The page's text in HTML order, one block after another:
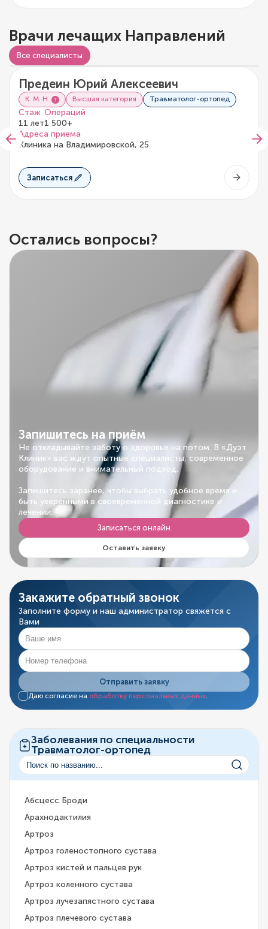
Врачи лечащих Направлений
Все специалисты
5/5
1 отзыв
Видео о враче
Предеин Юрий Алексеевич
К. М. Н. Высшая категория Травматолог-ортопед
Стаж
11 лет
Операций
1 500+
Адреса приема
Клиника на Владимировской, 25
Записаться
Остались вопросы?
Запишитесь на приём
Не откладывайте заботу о здоровье на потом. В «Дуэт
Клиник» вас ждут опытные специалисты, современное
оборудование и внимательный подход.
Запишитесь заранее, чтобы выбрать удобное время и
быть уверенными в своевременной диагностике и
лечении.
Записаться онлайн
Оставить заявку
Закажите обратный звонок
Заполните форму и наш администратор свяжется с
Вами
Отправить заявку
Даю согласие на обработку персональных данных.
Заболевания по специальности
Травматолог-ортопед
Абсцесс Броди
Арахнодактилия
Артроз
Артроз голеностопного сустава
Артроз кистей и пальцев рук
Артроз коленного сустава
Артроз лучезапястного сустава
Артроз плечевого сустава